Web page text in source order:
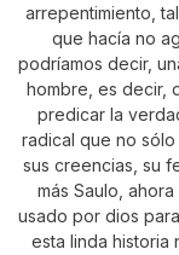
arrepentimiento,
que hacía no
podríamos decir,
hombre, es decir,
predicar la
radical que no sólo
sus creencias, su
más Saulo,
usado por dios
esta linda historia